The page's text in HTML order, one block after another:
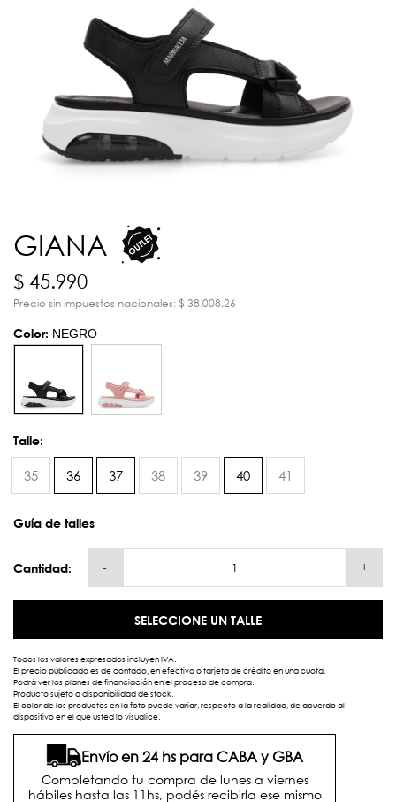
GIANA
$ 45.990
Precio sin impuestos nacionales: $ 38.008,26
Color: NEGRO
Talle:
35 36 37 38 39 40 41
Guía de talles
Cantidad: - +
SELECCIONE UN TALLE
Todos los valores expresados incluyen IVA.
El precio publicado es de contado, en efectivo o tarjeta de crédito en una cuota.
Podrá ver los planes de financiación en el proceso de compra.
Producto sujeto a disponibilidad de stock.
El color de los productos en la foto puede variar, respecto a la realidad, de acuerdo al
dispositivo en el que usted lo visualice.
Envío en 24 hs para CABA y GBA
Completando tu compra de lunes a viernes
hábiles hasta las 11hs, podés recibirla ese mismo